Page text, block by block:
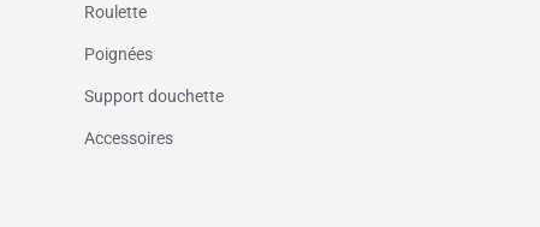
Roulette
Poignées
Support douchette
Accessoires